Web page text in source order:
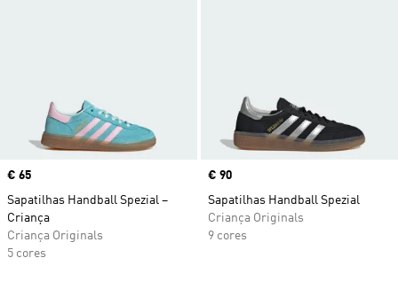
Price
€ 65
Sapatilhas Handball Spezial –
Criança
Criança Originals
5 cores
Price
€ 90
Sapatilhas Handball Spezial
Criança Originals
9 cores